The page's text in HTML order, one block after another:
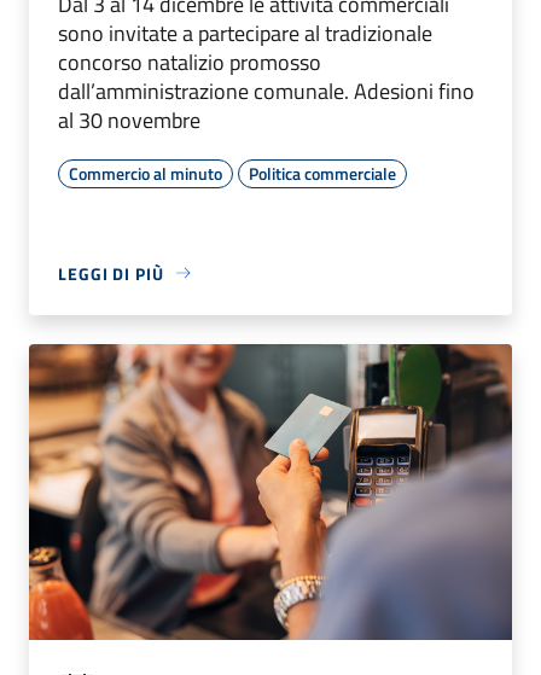
sono invitate a partecipare al tradizionale
concorso natalizio promosso
dall’amministrazione comunale. Adesioni fino
al 30 novembre
Commercio al minuto Politica commerciale
LEGGI DI PIÙ